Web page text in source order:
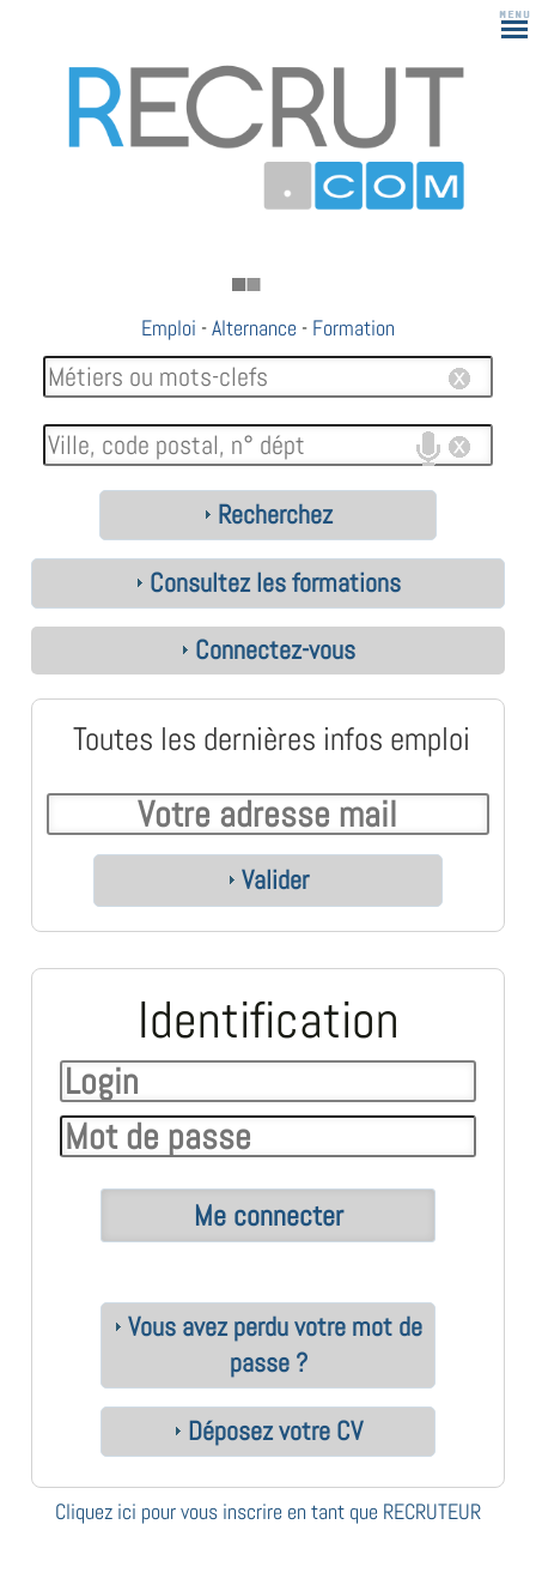
Emploi -Alternance - Formation
Recherchez
Consultez les formations
Connectez-vous
Toutes les dernières infos emploi
Valider
Identification
Vous avez perdu votre mot de
passe ?
Déposez votre CV
Cliquez ici pour vous inscrire en tant que RECRUTEUR